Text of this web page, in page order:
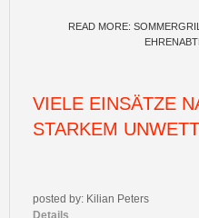
READ MORE:
VIELE EINSÄTZE
STARKEM
posted by: Kilian Peters
Details